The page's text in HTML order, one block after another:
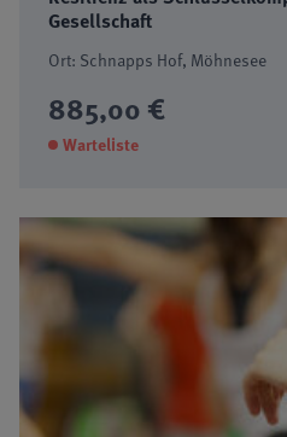
Gesellschaft
Ort: Schnapps Hof, Möhnesee
885,00 €
Warteliste